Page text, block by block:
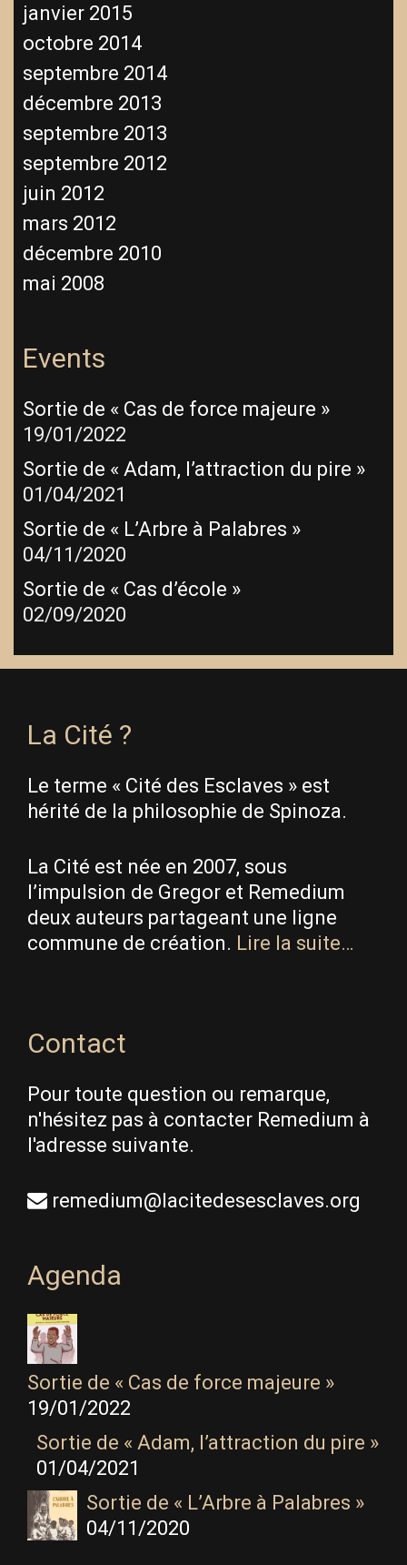
janvier 2015
octobre 2014
septembre 2014
décembre 2013
septembre 2013
septembre 2012
juin 2012
mars 2012
décembre 2010
mai 2008
Events
Sortie de « Cas de force majeure »
19/01/2022
Sortie de « Adam, l’attraction du pire »
01/04/2021
Sortie de « L’Arbre à Palabres »
04/11/2020
Sortie de « Cas d’école »
02/09/2020
La Cité ?
Le terme « Cité des Esclaves » est
hérité de la philosophie de Spinoza.
La Cité est née en 2007, sous
l’impulsion de Gregor et Remedium
deux auteurs partageant une ligne
commune de création. Lire la suite…
Contact
Pour toute question ou remarque,
n'hésitez pas à contacter Remedium à
l'adresse suivante.
remedium@lacitedesesclaves.org
Agenda
Sortie de « Cas de force majeure »
19/01/2022
Sortie de « Adam, l’attraction du pire »
01/04/2021
Sortie de « L’Arbre à Palabres »
04/11/2020